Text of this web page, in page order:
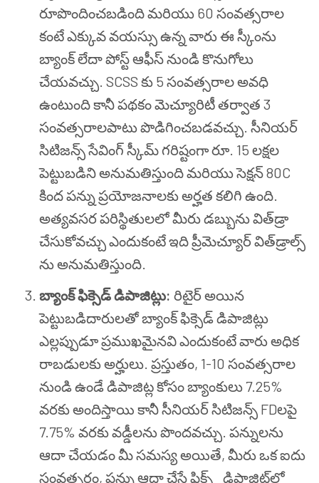
రూపొందించబడింది మరియు 60 సంవత్సరాల
కంటే ఎక్కువ వయస్సు ఉన్న వారు ఈ స్కీంను
బ్యాంక్ లేదా పోస్ట్ ఆఫీస్ నుండి కొనుగోలు
చేయవచ్చు. SCSS కు 5 సంవత్సరాల అవధి
ఉంటుంది కానీ పథకం మెచ్యూరిటీ తర్వాత 3
సంవత్సరాలపాటు పొడిగించబడవచ్చు. సీనియర్
సిటిజన్స్ సేవింగ్ స్కీమ్ గరిష్టంగా రూ. 15 లక్షల
పెట్టుబడిని అనుమతిస్తుంది మరియు సెక్షన్ 80C
కింద పన్ను ప్రయోజనాలకు అర్హత కలిగి ఉంది.
అత్యవసర పరిస్థితులలో మీరు డబ్బును విత్‍డ్రా
చేసుకోవచ్చు ఎందుకంటే ఇది ప్రీమెచ్యూర్ విత్‍డ్రాల్స్
ను అనుమతిస్తుంది.
బ్యాంక్ ఫిక్సెడ్ డిపాజిట్లు: రిటైర్ అయిన
పెట్టుబడిదారులతో బ్యాంక్ ఫిక్సెడ్ డిపాజిట్లు
ఎల్లప్పుడూ ప్రముఖమైనవి ఎందుకంటే వారు అధిక
రాబడులకు అర్హులు. ప్రస్తుతం, 1-10 సంవత్సరాల
నుండి ఉండే డిపాజిట్ల కోసం బ్యాంకులు 7.25%
వరకు అందిస్తాయి కానీ సీనియర్ సిటిజన్స్ FDలపై
7.75% వరకు వడ్డీలను పొందవచ్చు. పన్నులను
ఆదా చేయడం మీ సమస్య అయితే, మీరు ఒక ఐదు
సంవత్సరం, పన్ను ఆదా చేసే ఫిక్స్డ్ డిపాజిట్‌లో